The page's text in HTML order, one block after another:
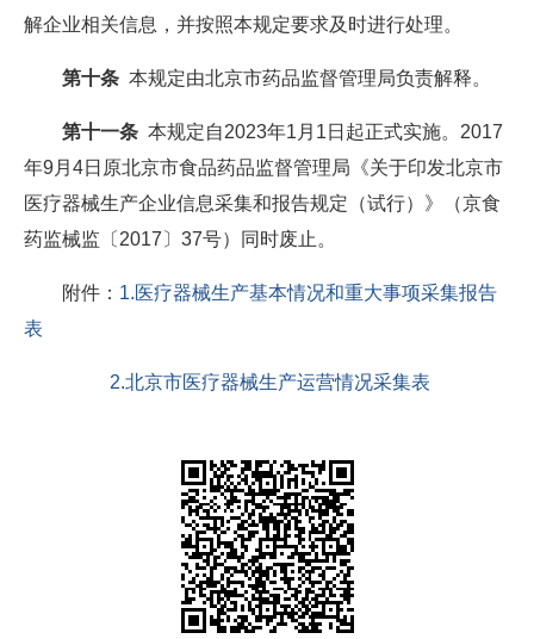
解企业相关信息，并按照本规定要求及时进行处理。
第十条 本规定由北京市药品监督管理局负责解释。
第十一条 本规定自2023年1月1日起正式实施。2017
年9月4日原北京市食品药品监督管理局《关于印发北京市
医疗器械生产企业信息采集和报告规定（试行）》（京食
药监械监〔2017〕37号）同时废止。
附件： 1.医疗器械生产基本情况和重大事项采集报告
表
2.北京市医疗器械生产运营情况采集表